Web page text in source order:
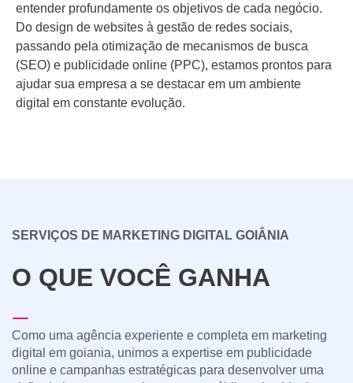
entender profundamente os objetivos de cada negócio.
Do design de websites à gestão de redes sociais,
passando pela otimização de mecanismos de busca
(SEO) e publicidade online (PPC), estamos prontos para
ajudar sua empresa a se destacar em um ambiente
digital em constante evolução.
SERVIÇOS DE MARKETING DIGITAL GOIÂNIA
O QUE VOCÊ GANHA
Como uma agência experiente e completa em marketing
digital em goiania, unimos a expertise em publicidade
online e campanhas estratégicas para desenvolver uma